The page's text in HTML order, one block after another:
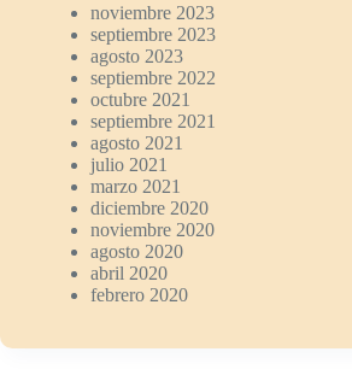
noviembre 2023
septiembre 2023
agosto 2023
septiembre 2022
octubre 2021
septiembre 2021
agosto 2021
julio 2021
marzo 2021
diciembre 2020
noviembre 2020
agosto 2020
abril 2020
febrero 2020